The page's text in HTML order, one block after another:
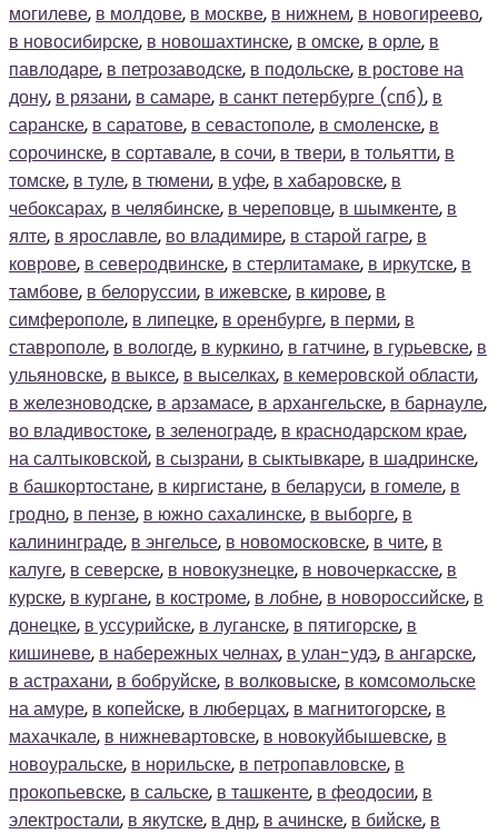
могилеве, в молдове, в москве, в нижнем, в новогиреево,
в новосибирске, в новошахтинске, в омске, в орле, в
павлодаре, в петрозаводске, в подольске, в ростове на
дону, в рязани, в самаре, в санкт петербурге (спб), в
саранске, в саратове, в севастополе, в смоленске, в
сорочинске, в сортавале, в сочи, в твери, в тольятти, в
томске, в туле, в тюмени, в уфе, в хабаровске, в
чебоксарах, в челябинске, в череповце, в шымкенте, в
ялте, в ярославле, во владимире, в старой гагре, в
коврове, в северодвинске, в стерлитамаке, в иркутске, в
тамбове, в белоруссии, в ижевске, в кирове, в
симферополе, в липецке, в оренбурге, в перми, в
ставрополе, в вологде, в куркино, в гатчине, в гурьевске, в
ульяновске, в выксе, в выселках, в кемеровской области,
в железноводске, в арзамасе, в архангельске, в барнауле,
во владивостоке, в зеленограде, в краснодарском крае,
на салтыковской, в сызрани, в сыктывкаре, в шадринске,
в башкортостане, в киргистане, в беларуси, в гомеле, в
гродно, в пензе, в южно сахалинске, в выборге, в
калининграде, в энгельсе, в новомосковске, в чите, в
калуге, в северске, в новокузнецке, в новочеркасске, в
курске, в кургане, в костроме, в лобне, в новороссийске, в
донецке, в уссурийске, в луганске, в пятигорске, в
кишиневе, в набережных челнах, в улан-удэ, в ангарске,
в астрахани, в бобруйске, в волковыске, в комсомольске
на амуре, в копейске, в люберцах, в магнитогорске, в
махачкале, в нижневартовске, в новокуйбышевске, в
новоуральске, в норильске, в петропавловске, в
прокопьевске, в сальске, в ташкенте, в феодосии, в
электростали, в якутске, в днр, в ачинске, в бийске, в